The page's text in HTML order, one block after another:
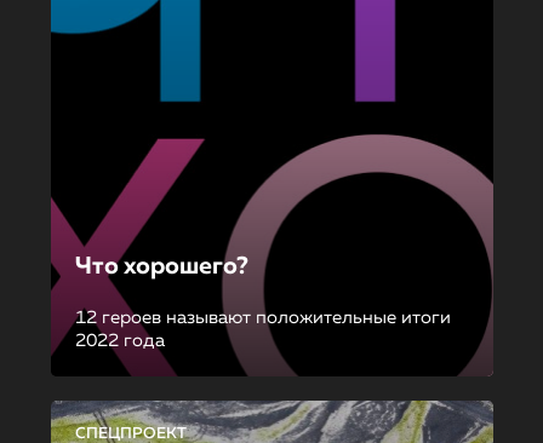
Что хорошего?
12 героев называют положительные итоги
2022 года
СПЕЦПРОЕКТ